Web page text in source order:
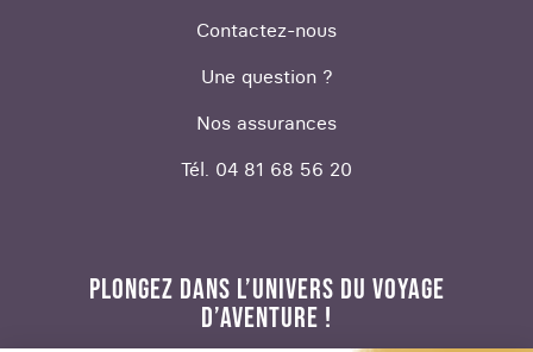
Contactez-nous
Une question ?
Nos assurances
Tél. 04 81 68 56 20
PLONGEZ DANS L’UNIVERS DU VOYAGE
D’AVENTURE !